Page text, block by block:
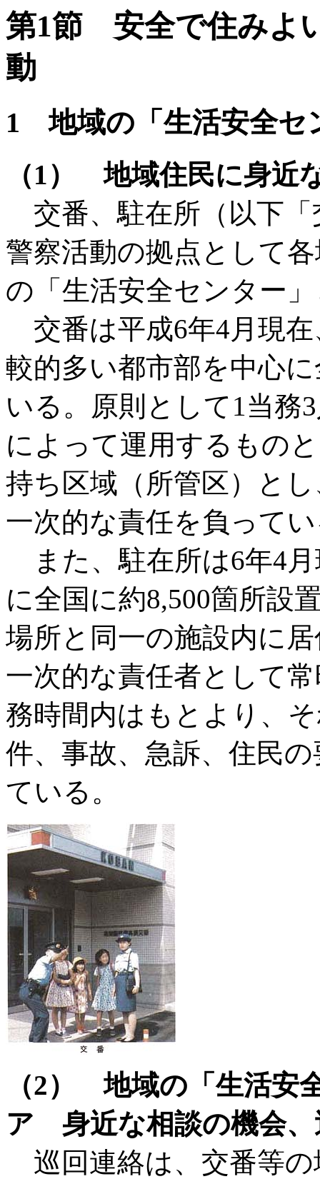
第1節 安全で住みよ
動
1 地域の「生活安全セ
（1） 地域住民に身近
交番、駐在所（以下「
警察活動の拠点として
の「生活安全センター
交番は平成6年4月現
較的多い都市部を中心
いる。原則として1当務
によって運用するもの
持ち区域（所管区）と
一次的な責任を負って
また、駐在所は6年4
に全国に約8,500箇所設
場所と同一の施設内に
一次的な責任者として
務時間内はもとより、
件、事故、急訴、住民
ている。
（2） 地域の「生活安
ア 身近な相談の機会、
巡回連絡は、交番等の